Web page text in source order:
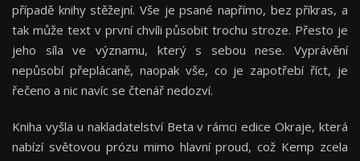
případě knihy stěžejní. Vše je psané napřímo, bez příkras, a
tak může text v první chvíli působit trochu stroze. Přesto je
jeho síla ve významu, který s sebou nese. Vyprávění
nepůsobí přeplácaně, naopak vše, co je zapotřebí říct, je
řečeno a nic navíc se čtenář nedozví.
Kniha vyšla u nakladatelství Beta v rámci edice Okraje, která
nabízí světovou prózu mimo hlavní proud, což Kemp zcela